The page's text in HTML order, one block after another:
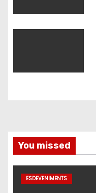
t
You missed
ESDEVENIMENTS